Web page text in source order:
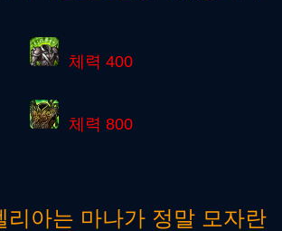
체력 400
체력 800
리아는 마나가 정말 모자란